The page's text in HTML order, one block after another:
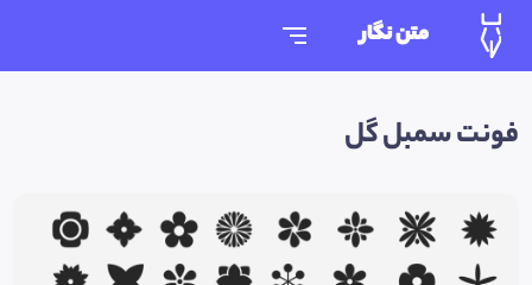
متن نگار
فونت سمبل گل